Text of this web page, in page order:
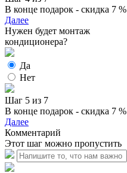
В конце подарок - скидка 7 %
Далее
Нужен будет монтаж
кондиционера?
Да
Нет
Шаг 5 из 7
В конце подарок - скидка 7 %
Далее
Комментарий
Этот шаг можно пропустить